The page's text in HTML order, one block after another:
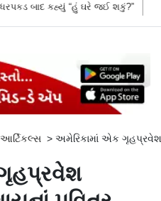
બાગેશ્વર નથી...’: IIT દિલ્હીમાં
આર્ટિકલ્સ > અમેરિકામાં એક ગૃહપ્રવેશ